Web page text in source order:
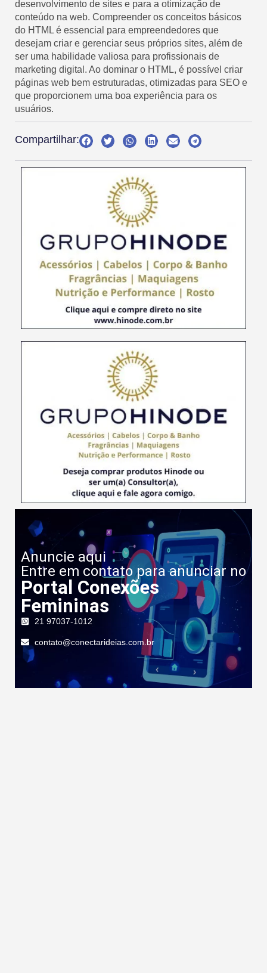
desenvolvimento de sites e para a otimização de
conteúdo na web. Compreender os conceitos básicos
do HTML é essencial para empreendedores que
desejam criar e gerenciar seus próprios sites, além de
ser uma habilidade valiosa para profissionais de
marketing digital. Ao dominar o HTML, é possível criar
páginas web bem estruturadas, otimizadas para SEO e
que proporcionem uma boa experiência para os
usuários.
Compartilhar:
Anuncie aqui
Entre em contato para anunciar no
Portal Conexões
Femininas
21 97037-1012
contato@conectarideias.com.br